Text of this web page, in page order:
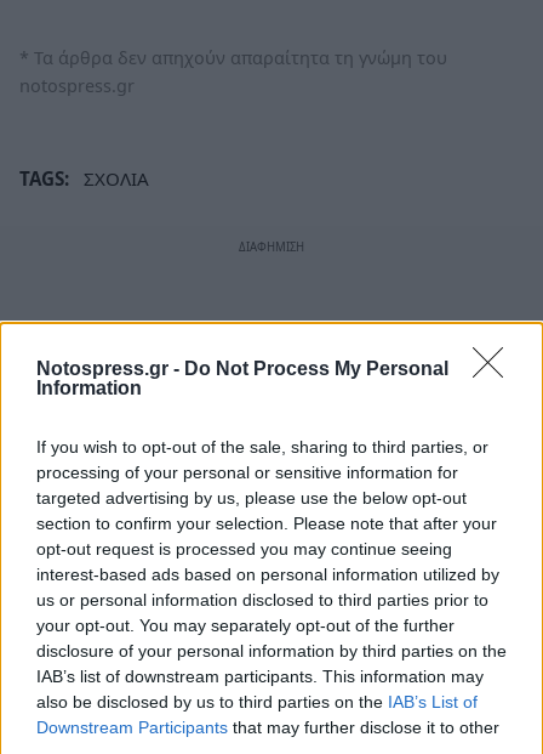
Notospress.gr - Do Not Process My Personal
Information
If you wish to opt-out of the sale, sharing to third parties, or
processing of your personal or sensitive information for
targeted advertising by us, please use the below opt-out
section to confirm your selection. Please note that after your
opt-out request is processed you may continue seeing
interest-based ads based on personal information utilized by
us or personal information disclosed to third parties prior to
your opt-out. You may separately opt-out of the further
disclosure of your personal information by third parties on the
IAB’s list of downstream participants. This information may
also be disclosed by us to third parties on the IAB’s List of
Downstream Participants that may further disclose it to other
* Τα άρθρα δεν απηχούν απαραίτητα τη γνώμη του
notospress.gr
TAGS: ΣΧΟΛΙΑ